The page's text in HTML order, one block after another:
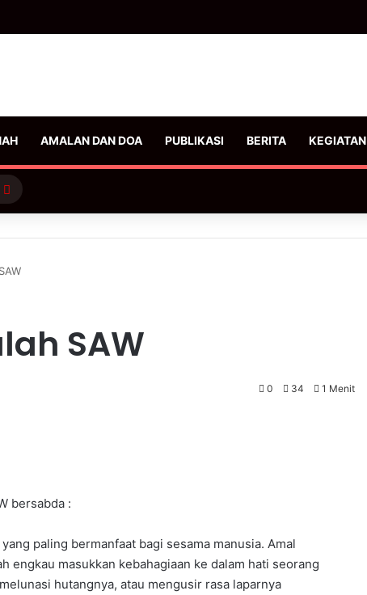
AMALAN DAN DOA PUBLIKASI BERITA KEGIATAN
Cari
SAW
0 34 1 Menit
bersabda :
paling bermanfaat bagi sesama manusia. Amal
engkau masukkan kebahagiaan ke dalam hati seorang
hutangnya, atau mengusir rasa laparnya